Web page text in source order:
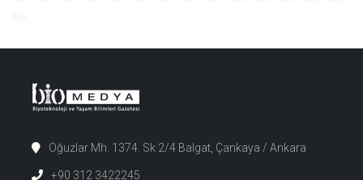
Oğuzlar Mh. 1374. Sk 2/4 Balgat, Çankaya / Ankara
+90 312 3422245